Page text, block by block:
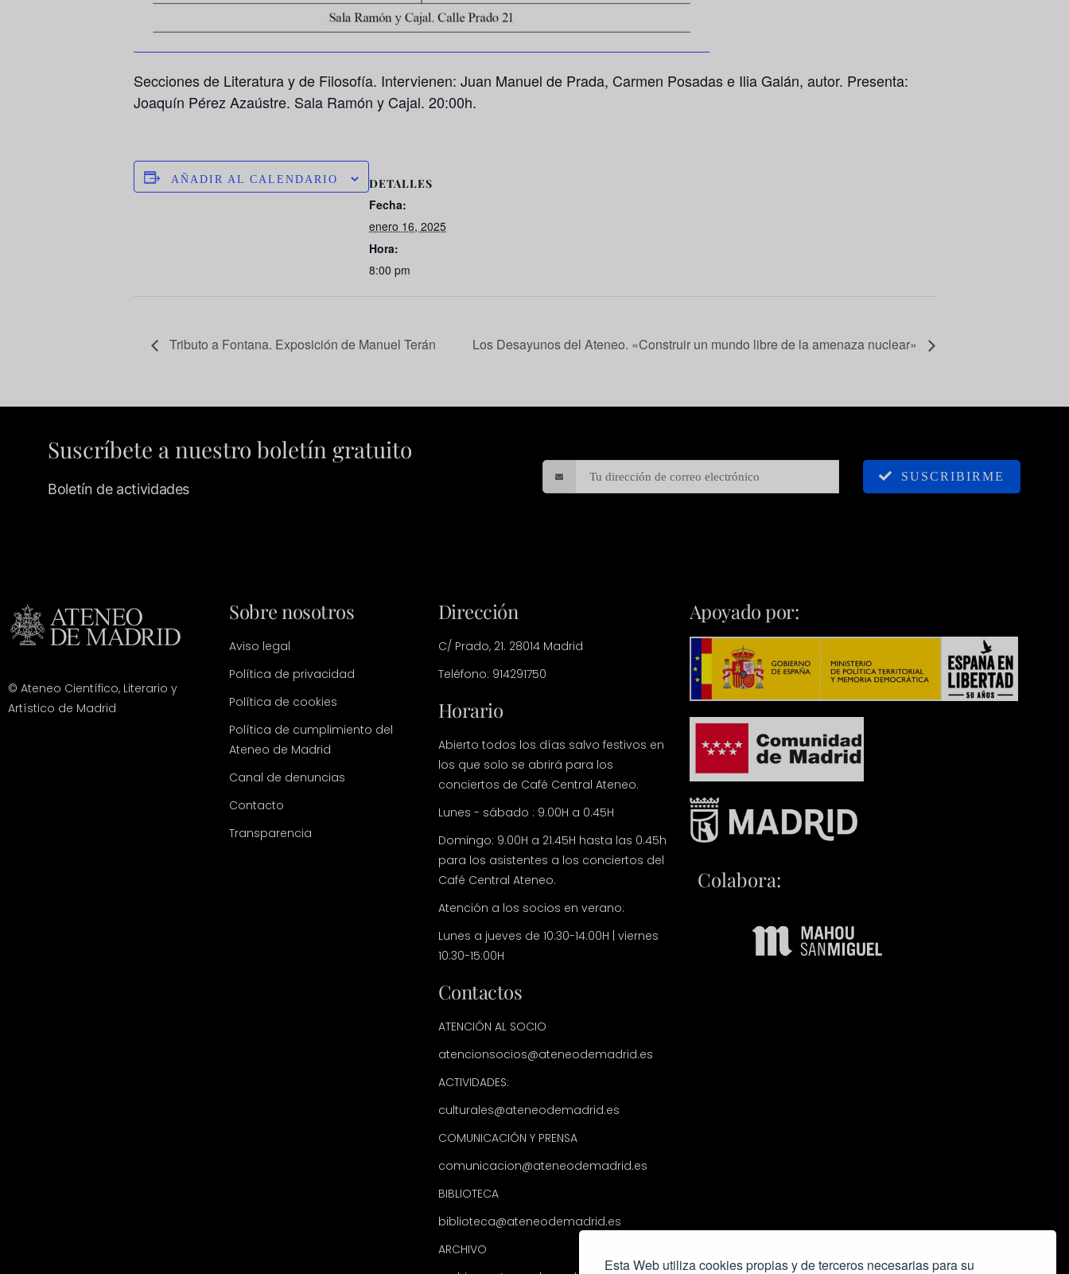
Esta Web utiliza cookies propias y de terceros necesarias para su
Secciones de Literatura y de Filosofía. Intervienen: Juan Manuel de Prada, Carmen Posadas e Ilia Galán, autor. Presenta:
Joaquín Pérez Azaústre. Sala Ramón y Cajal. 20:00h.
AÑADIR AL CALENDARIO DETALLES
Fecha:
enero 16, 2025
Hora:
8:00 pm
Tributo a Fontana. Exposición de Manuel Terán Los Desayunos del Ateneo. «Construir un mundo libre de la amenaza nuclear»
Suscríbete a nuestro boletín gratuito
Boletín de actividades
SUSCRIBIRME
© Ateneo Científico, Literario y
Artístico de Madrid
Sobre nosotros
Aviso legal
Política de privacidad
Política de cookies
Política de cumplimiento del
Ateneo de Madrid
Canal de denuncias
Contacto
Transparencia
Dirección
C/ Prado, 21. 28014 Madrid
Teléfono: 914291750
Horario
Abierto todos los días salvo festivos en
los que solo se abrirá para los
conciertos de Café Central Ateneo.
Lunes - sábado : 9.00H a 0.45H
Domingo: 9.00H a 21.45H hasta las 0.45h
para los asistentes a los conciertos del
Café Central Ateneo.
Atención a los socios en verano:
Lunes a jueves de 10:30-14:00H | viernes
10:30-15:00H
Contactos
ATENCIÓN AL SOCIO
atencionsocios@ateneodemadrid.es
ACTIVIDADES:
culturales@ateneodemadrid.es
COMUNICACIÓN Y PRENSA
comunicacion@ateneodemadrid.es
BIBLIOTECA
biblioteca@ateneodemadrid.es
ARCHIVO
Apoyado por:
Colabora: